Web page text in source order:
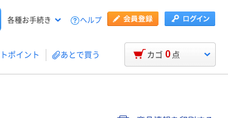
各種お手続き ヘルプ
ポイント あとで買う カゴ 0 点